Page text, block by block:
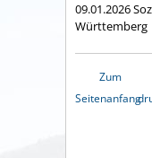
09.01.2026
Württemberg
Zum
Seitenanfang